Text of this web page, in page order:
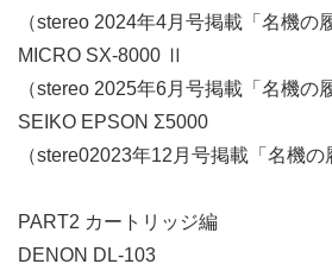
（stereo 2024年4月号掲載「名機の
MICRO SX-8000 Ⅱ
（stereo 2025年6月号掲載「名機の
SEIKO EPSON Ʃ5000
（stere02023年12月号掲載「名機の
PART2 カートリッジ編
DENON DL-103